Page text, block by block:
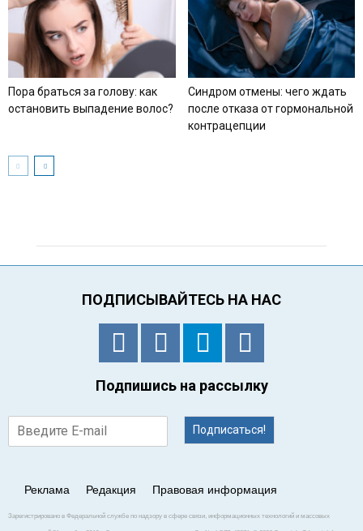
Пора браться за голову: как
остановить выпадение волос?
Синдром отмены: чего ждать
после отказа от гормональной
контрацепции
ПОДПИСЫВАЙТЕСЬ НА НАС
Подпишись на рассылку
Подписаться!
Реклама Редакция Правовая информация
Зарегистрировано в Федеральной службе по надзору в сфере связи, информационных технологий и массовых